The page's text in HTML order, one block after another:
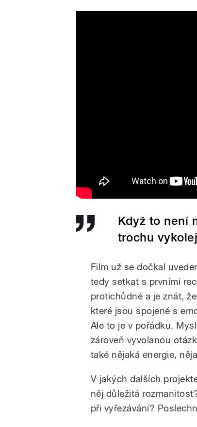
Když to není
trochu
Film už se dočkal
tedy setkat s prvními
protichůdné a je znát,
které jsou spojené s
Ale to je v pořádku.
zároveň vyvolanou
také nějaká energie,
V jakých dalších
něj důležitá
při vyřezávání?